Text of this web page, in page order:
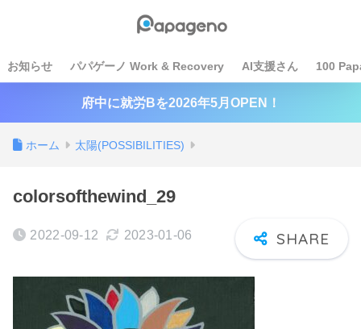
お知らせ パパゲーノ Work & Recovery AI支援さん 100
府中に就労Bを2026年5月OPEN！
ホーム 太陽(POSSIBILITIES)
colorsofthewind_29
2022-09-12 2023-01-06